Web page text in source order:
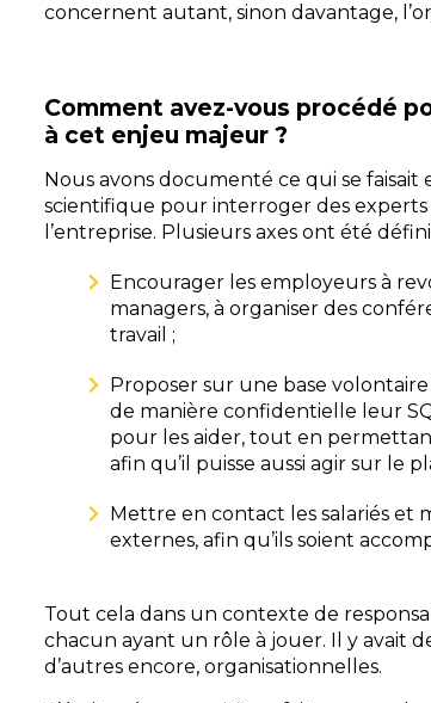
concernent autant, sinon davantage,
Comment avez-vous procédé
à cet enjeu majeur ?
Nous avons documenté ce qui se
scientifique pour interroger des
l’entreprise. Plusieurs axes ont été
Encourager les employeurs à
managers, à organiser des
travail ;
Proposer sur une base
de manière confidentielle leur
pour les aider, tout en
afin qu’il puisse aussi agir sur le
Mettre en contact les salariés et
externes, afin qu’ils soient
Tout cela dans un contexte de
chacun ayant un rôle à jouer. Il y avait
d’autres encore, organisationnelles.